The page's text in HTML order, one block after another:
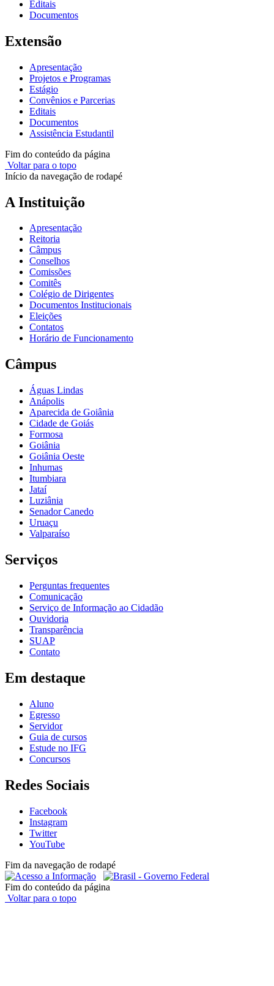
Editais
Documentos
Extensão
Apresentação
Projetos e Programas
Estágio
Convênios e Parcerias
Editais
Documentos
Assistência Estudantil
Fim do conteúdo da página
Voltar para o topo
Início da navegação de rodapé
A Instituição
Apresentação
Reitoria
Câmpus
Conselhos
Comissões
Comitês
Colégio de Dirigentes
Documentos Institucionais
Eleições
Contatos
Horário de Funcionamento
Câmpus
Águas Lindas
Anápolis
Aparecida de Goiânia
Cidade de Goiás
Formosa
Goiânia
Goiânia Oeste
Inhumas
Itumbiara
Jataí
Luziânia
Senador Canedo
Uruaçu
Valparaíso
Serviços
Perguntas frequentes
Comunicação
Serviço de Informação ao Cidadão
Ouvidoria
Transparência
SUAP
Contato
Em destaque
Aluno
Egresso
Servidor
Guia de cursos
Estude no IFG
Concursos
Redes Sociais
Facebook
Instagram
Twitter
YouTube
Fim da navegação de rodapé
Fim do conteúdo da página
Voltar para o topo